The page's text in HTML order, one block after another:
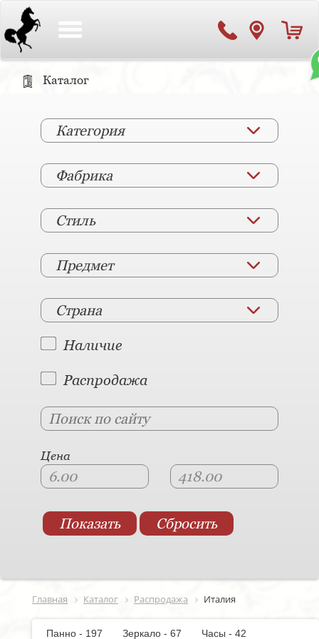
Каталог
Категория
Фабрика
Стиль
Предмет
Страна
Наличие
Распродажа
Цена
Главная Каталог Распродажа Италия
Панно - 197 Зеркало - 67
Часы - 42